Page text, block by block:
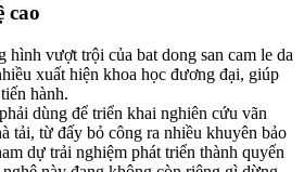
cao
hình vượt trội của bat dong san cam le da
xuất hiện khoa học đương đại, giúp
hành.
dùng để triển khai nghiên cứu vãn
tải, từ đấy bỏ công ra nhiều khuyên bảo
dự trải nghiệm phát triển thành quyến